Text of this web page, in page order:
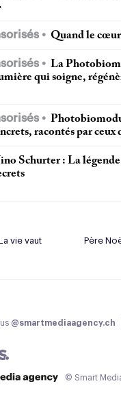
Quand le
La
qui soigne,
racontés par ceux
Schurter : La
vie vaut
Père
@smartmediaagency.ch
© Smart